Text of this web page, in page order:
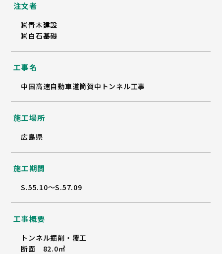
注文者
㈱青木建設
㈱白石基礎
工事名
中国高速自動車道筒賀中トンネル工事
施工場所
広島県
施工期間
S.55.10～S.57.09
工事概要
トンネル掘削・覆工
断面 82.0㎡